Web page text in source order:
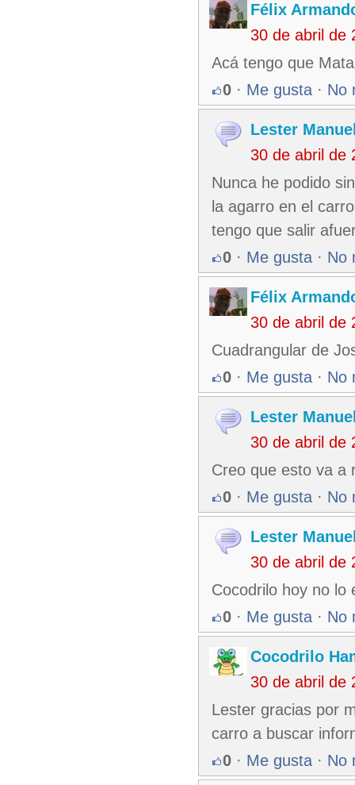
Félix
30 de abril de
Acá tengo que
0 · Me gusta · No
Lester
30 de abril de
Nunca he podido
la agarro en el
tengo que salir
0 · Me gusta · No
Félix
30 de abril de
Cuadrangular de
0 · Me gusta · No
Lester
30 de abril de
Creo que esto va a
0 · Me gusta · No
Lester
30 de abril de
Cocodrilo hoy no lo
0 · Me gusta · No
Cocodrilo
30 de abril de
Lester gracias por
carro a buscar
0 · Me gusta · No